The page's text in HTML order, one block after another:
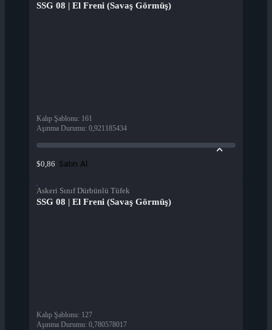
SSG 08 | El Freni (Savaş Görmüş)
Kalıp Şablonu: 161
Aşınma Durumu: 0,921185434
$0,86 Satın Al
Askeri Sınıf Dürbünlü Tüfek
SSG 08 | El Freni (Savaş Görmüş)
Kalıp Şablonu: 127
Aşınma Durumu: 0,780578017